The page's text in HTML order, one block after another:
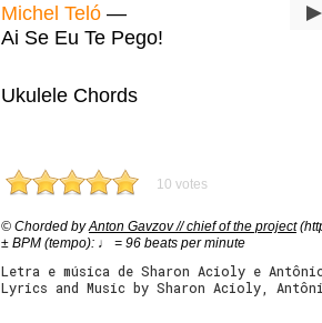
Michel Teló —
Ai Se Eu Te Pego!
Ukulele Chords
10 votes
© Chorded byAnton Gavzov // chief of the project
± BPM (tempo): ♩ = 96 beats per minute
Letra e música de Sharon Acioly e
Lyrics and Music by Sharon Acioly,